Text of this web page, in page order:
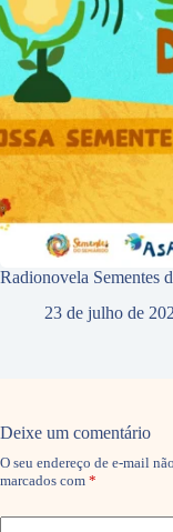
Radionovela Sementes
23 de julho de
Deixe um comentário
O seu endereço de e-mail
marcados com *